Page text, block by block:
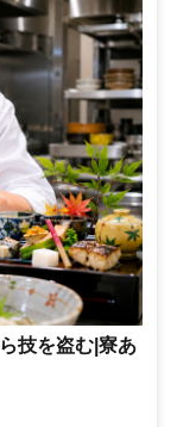
技を盗む|寮あ